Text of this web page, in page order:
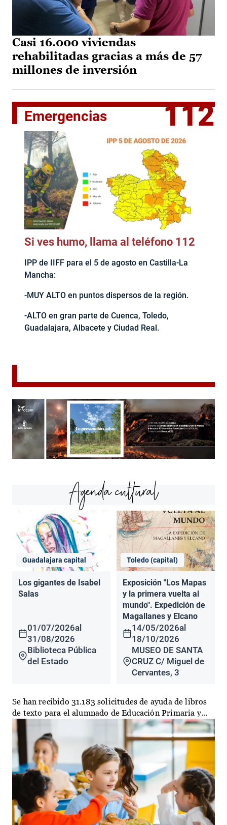
Casi 16.000 viviendas
rehabilitadas gracias a más de 57
millones de inversión
Emergencias 112
Si ves humo, llama al teléfono 112
IPP de IIFF para el 5 de agosto en Castilla-La
Mancha:
-MUY ALTO en puntos dispersos de la región.
-ALTO en gran parte de Cuenca, Toledo,
Guadalajara, Albacete y Ciudad Real.
Agenda cultural
Guadalajara capital
Los gigantes de Isabel
Salas
01/07/2026al
31/08/2026
Biblioteca Pública
del Estado
Toledo (capital)
Exposición "Los Mapas
y la primera vuelta al
mundo". Expedición de
Magallanes y Elcano
14/05/2026al
18/10/2026
MUSEO DE SANTA
CRUZ C/ Miguel de
Cervantes, 3
Se han recibido 31.183 solicitudes de ayuda de libros
de texto para el alumnado de Educación Primaria y...